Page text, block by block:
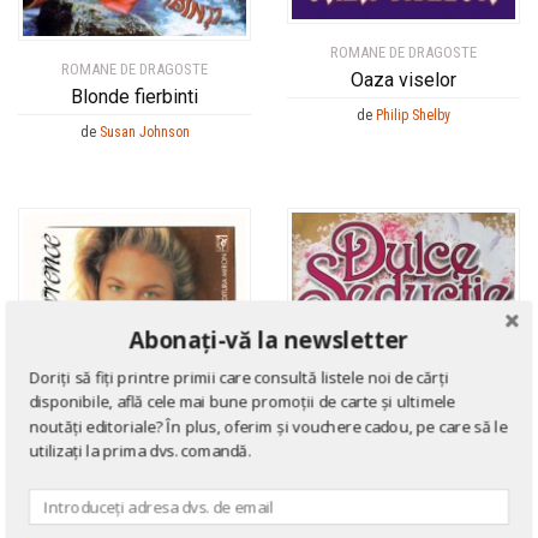
J.B. Cooper
Jackie Collins
Jamie McGuire
Jan Hudson
Jane Costello
Jane Edwards
Janelle Taylor
Janet Dailey
ROMANE DE DRAGOSTE
Blonde fierbinti
de Susan Johnson
ROMANE DE DRAGOSTE
Oaza viselor
de Philip Shelby
J.B. Cooper
Jackie Collins
Jamie McGuire
Jan Hudson
Jane Costello
Jane Edwards
Janelle Taylor
Janet Dailey
Abonați-vă la newsletter
Doriți să fiți printre primii care consultă listele noi de cărți
disponibile, află cele mai bune promoții de carte și ultimele
noutăți editoriale? În plus, oferim și vouchere cadou, pe care să le
utilizați la prima dvs. comandă.